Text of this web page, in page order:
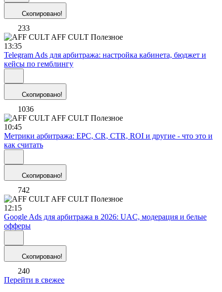
Скопировано!
233
AFF CULT Полезное
13:35
Telegram Ads для арбитража: настройка кабинета, бюджет и
кейсы по гемблингу
Скопировано!
1036
AFF CULT Полезное
10:45
Метрики арбитража: EPC, CR, CTR, ROI и другие - что это и
как считать
Скопировано!
742
AFF CULT Полезное
12:15
Google Ads для арбитража в 2026: UAC, модерация и белые
офферы
Скопировано!
240
Перейти в свежее